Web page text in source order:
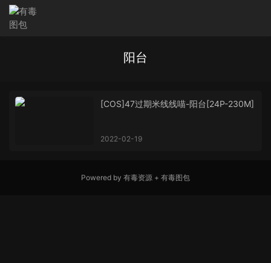
阳台
[COS]47过期米线线喵-阳台[24P-230M]
2022-02-19
Powered by 有毒资源 + 有毒图包